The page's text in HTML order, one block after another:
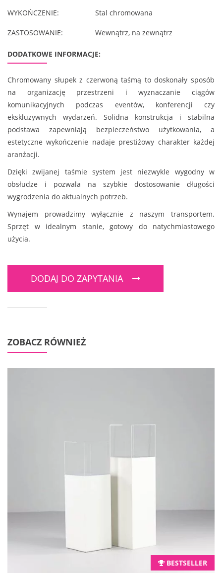
WYKOŃCZENIE: Stal chromowana
ZASTOSOWANIE: Wewnątrz, na zewnątrz
DODATKOWE INFORMACJE:
Chromowany słupek z czerwoną taśmą to doskonały sposób
na organizację przestrzeni i wyznaczanie ciągów
komunikacyjnych podczas eventów, konferencji czy
ekskluzywnych wydarzeń. Solidna konstrukcja i stabilna
podstawa zapewniają bezpieczeństwo użytkowania, a
estetyczne wykończenie nadaje prestiżowy charakter każdej
aranżacji.
Dzięki zwijanej taśmie system jest niezwykle wygodny w
obsłudze i pozwala na szybkie dostosowanie długości
wygrodzenia do aktualnych potrzeb.
Wynajem prowadzimy wyłącznie z naszym transportem.
Sprzęt w idealnym stanie, gotowy do natychmiastowego
użycia.
DODAJ DO ZAPYTANIA
ZOBACZ RÓWNIEŻ
BESTSELLER